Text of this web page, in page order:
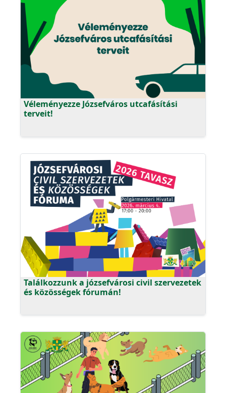
Véleményezze Józsefváros utcafásítási
terveit!
Találkozzunk a józsefvárosi civil szervezetek
és közösségek fórumán!